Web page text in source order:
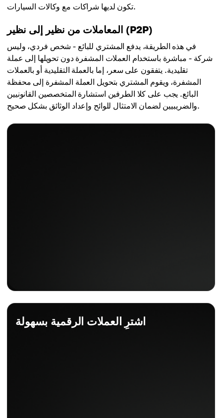
تكون لديها شراكات مع وكالات السيارات.
المعاملات من نظير إلى نظير (P2P)
في هذه الطريقة، يدفع المشتري للبائع - شخص فردي، وليس
شركة - مباشرة باستخدام العملات المشفرة دون تحويلها إلى عملة
تقليدية. يتفقون على سعر، إما بالعملة التقليدية أو بالعملات
المشفرة، ويقوم المشتري بتحويل العملة المشفرة إلى محفظة
البائع. يجب على كلا الطرفين استشارة المتخصصين القانونيين
والضريبيين لضمان الامتثال للوائح وإعداد الوثائق بشكل صحيح.
اشترِ العملات الرقمية بسهولة